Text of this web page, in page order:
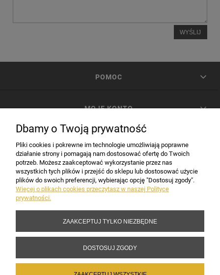
WYŚLIJ
POMOC
MOJE KONTO
INFORMACJE
Copyright 2017-2026 Sakramento.pl
Dbamy o Twoją prywatność
Pliki cookies i pokrewne im technologie umożliwiają poprawne
działanie strony i pomagają nam dostosować ofertę do Twoich
potrzeb. Możesz zaakceptować wykorzystanie przez nas
wszystkich tych plików i przejść do sklepu lub dostosować użycie
plików do swoich preferencji, wybierając opcję "Dostosuj zgody".
Więcej o plikach cookies przeczytasz w naszej Polityce
prywatności.
ZAAKCEPTUJ TYLKO NIEZBĘDNE
DOSTOSUJ ZGODY